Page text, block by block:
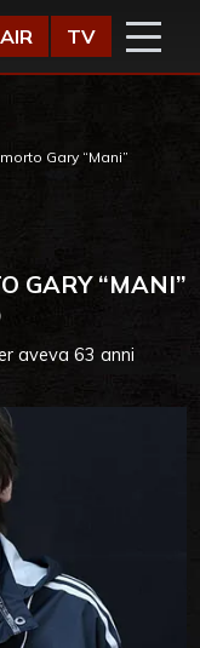
TV
Gary “Mani”
GARY “MANI”
aveva 63 anni